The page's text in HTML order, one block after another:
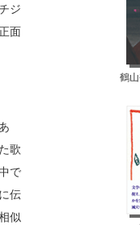
ジ
面
歌
で
伝
似
鶴